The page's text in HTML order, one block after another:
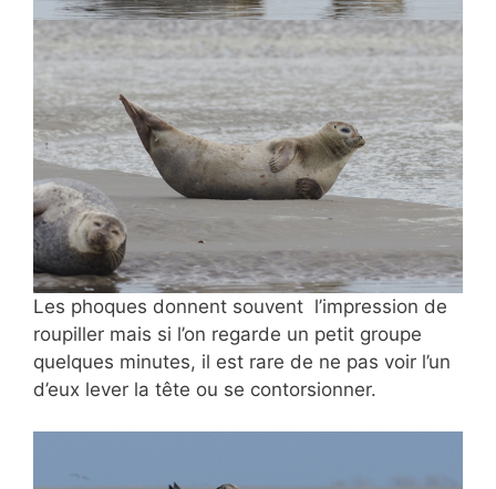
Les phoques donnent souvent l’impression de
roupiller mais si l’on regarde un petit groupe
quelques minutes, il est rare de ne pas voir l’un
d’eux lever la tête ou se contorsionner.